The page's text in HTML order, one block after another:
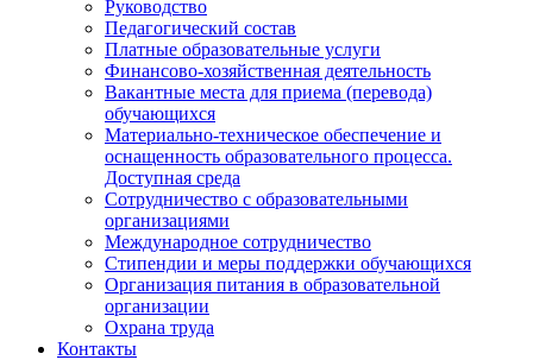
Руководство
Педагогический состав
Платные образовательные услуги
Финансово-хозяйственная деятельность
Вакантные места для приема (перевода)
обучающихся
Материально-техническое обеспечение и
оснащенность образовательного процесса.
Доступная среда
Сотрудничество с образовательными
организациями
Международное сотрудничество
Стипендии и меры поддержки обучающихся
Организация питания в образовательной
организации
Охрана труда
Контакты